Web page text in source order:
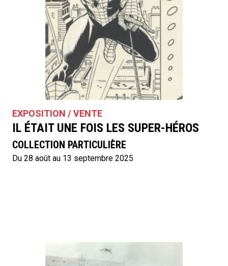
EXPOSITION / VENTE
IL ÉTAIT UNE FOIS LES SUPER-HÉROS
COLLECTION PARTICULIÈRE
Du 28 août au 13 septembre 2025